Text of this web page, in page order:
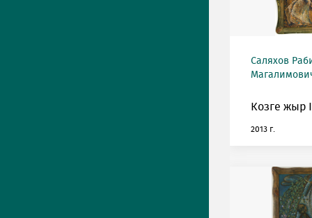
Саляхов
Козге жыр
2013 г.